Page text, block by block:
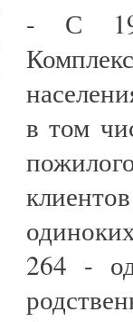
- С
в том
264 -